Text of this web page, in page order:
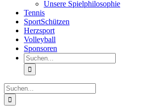
Unsere Spielphilosophie
Tennis
SportSchützen
Herzsport
Volleyball
Sponsoren
Suche
nach:
Suche
nach: